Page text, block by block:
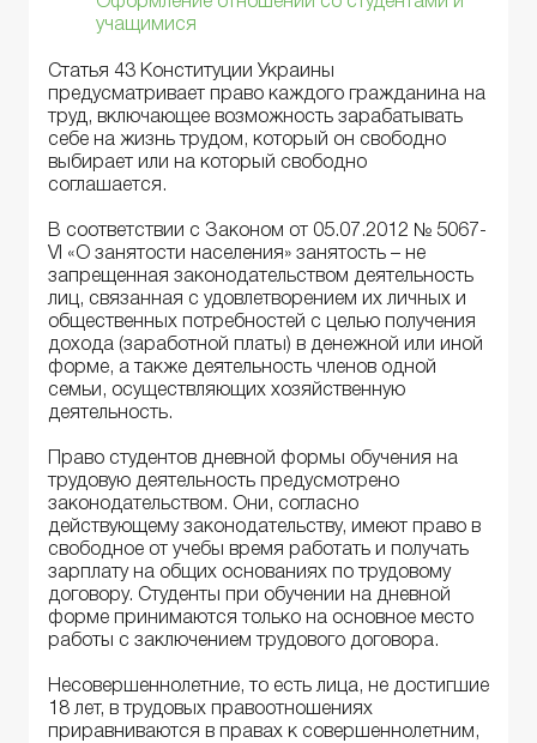
учащимися
Статья 43 Конституции Украины
предусматривает право каждого гражданина на
труд, включающее возможность зарабатывать
себе на жизнь трудом, который он свободно
выбирает или на который свободно
соглашается.
В соответствии с Законом от 05.07.2012 № 5067-
VI «О занятости населения» занятость – не
запрещенная законодательством деятельность
лиц, связанная с удовлетворением их личных и
общественных потребностей с целью получения
дохода (заработной платы) в денежной или иной
форме, а также деятельность членов одной
семьи, осуществляющих хозяйственную
деятельность.
Право студентов дневной формы обучения на
трудовую деятельность предусмотрено
законодательством. Они, согласно
действующему законодательству, имеют право в
свободное от учебы время работать и получать
зарплату на общих основаниях по трудовому
договору. Студенты при обучении на дневной
форме принимаются только на основное место
работы с заключением трудового договора.
Несовершеннолетние, то есть лица, не достигшие
18 лет, в трудовых правоотношениях
приравниваются в правах к совершеннолетним,